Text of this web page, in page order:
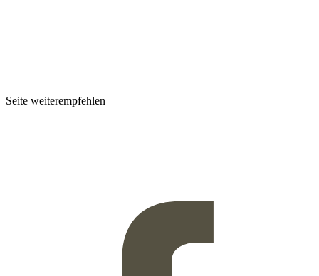
Seite weiterempfehlen